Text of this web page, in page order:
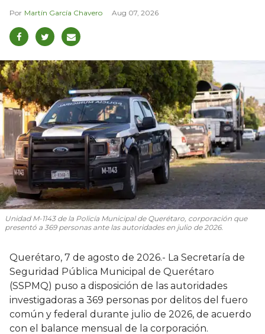
Martín García Chavero Aug 07, 2026
Unidad M-1143 de la Policía Municipal de Querétaro, corporación que
presentó a 369 personas ante las autoridades en julio de 2026.
Querétaro, 7 de agosto de 2026.- La Secretaría de
Seguridad Pública Municipal de Querétaro
(SSPMQ) puso a disposición de las autoridades
investigadoras a 369 personas por delitos del fuero
común y federal durante julio de 2026, de acuerdo
con el balance mensual de la corporación.